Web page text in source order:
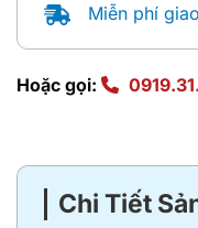
Miễn phí
Hoặc gọi:
Chi Tiết